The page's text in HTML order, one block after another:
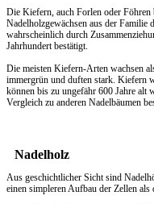
Die Kiefern, auch Forlen oder Föhren
Nadelholzgewächsen aus der
wahrscheinlich durch
Jahrhundert bestätigt.
Die meisten Kiefern-Arten wachsen
immergrün und duften stark. Kiefern
können bis zu ungefähr 600 Jahre alt
Vergleich zu anderen Nadelbäumen
Nadelholz
Aus geschichtlicher Sicht sind
einen simpleren Aufbau der Zellen